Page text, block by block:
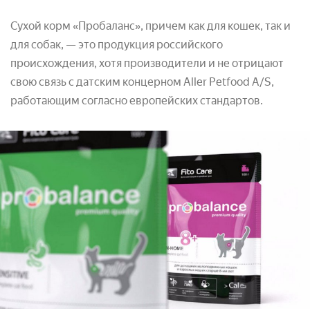
Сухой корм «Пробаланс», причем как для кошек, так и
для собак, — это продукция российского
происхождения, хотя производители и не отрицают
свою связь с датским концерном Aller Petfood A/S,
работающим согласно европейских стандартов.